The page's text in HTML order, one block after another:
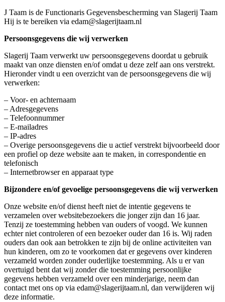
J Taam is de Functionaris Gegevensbescherming van Slagerij Taam
Hij is te bereiken via edam@slagerijtaam.nl
Persoonsgegevens die wij verwerken
Slagerij Taam verwerkt uw persoonsgegevens doordat u gebruik
maakt van onze diensten en/of omdat u deze zelf aan ons verstrekt.
Hieronder vindt u een overzicht van de persoonsgegevens die wij
verwerken:
– Voor- en achternaam
– Adresgegevens
– Telefoonnummer
– E-mailadres
– IP-adres
– Overige persoonsgegevens die u actief verstrekt bijvoorbeeld door
een profiel op deze website aan te maken, in correspondentie en
telefonisch
– Internetbrowser en apparaat type
Bijzondere en/of gevoelige persoonsgegevens die wij verwerken
Onze website en/of dienst heeft niet de intentie gegevens te
verzamelen over websitebezoekers die jonger zijn dan 16 jaar.
Tenzij ze toestemming hebben van ouders of voogd. We kunnen
echter niet controleren of een bezoeker ouder dan 16 is. Wij raden
ouders dan ook aan betrokken te zijn bij de online activiteiten van
hun kinderen, om zo te voorkomen dat er gegevens over kinderen
verzameld worden zonder ouderlijke toestemming. Als u er van
overtuigd bent dat wij zonder die toestemming persoonlijke
gegevens hebben verzameld over een minderjarige, neem dan
contact met ons op via edam@slagerijtaam.nl, dan verwijderen wij
deze informatie.